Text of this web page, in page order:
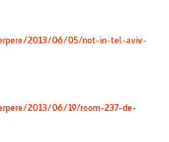
2013/06/05/not-in-tel-aviv-
2013/06/19/room-237-de-